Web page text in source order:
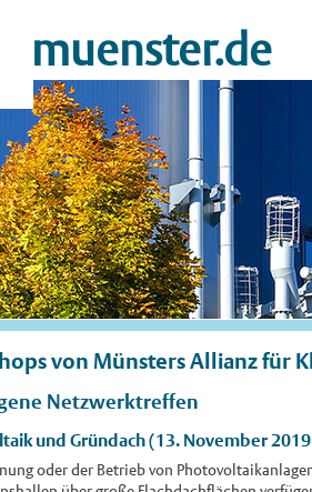
muenster.de
von Münsters Allianz für
Netzwerktreffen
und Gründach (13. November
oder der Betrieb von